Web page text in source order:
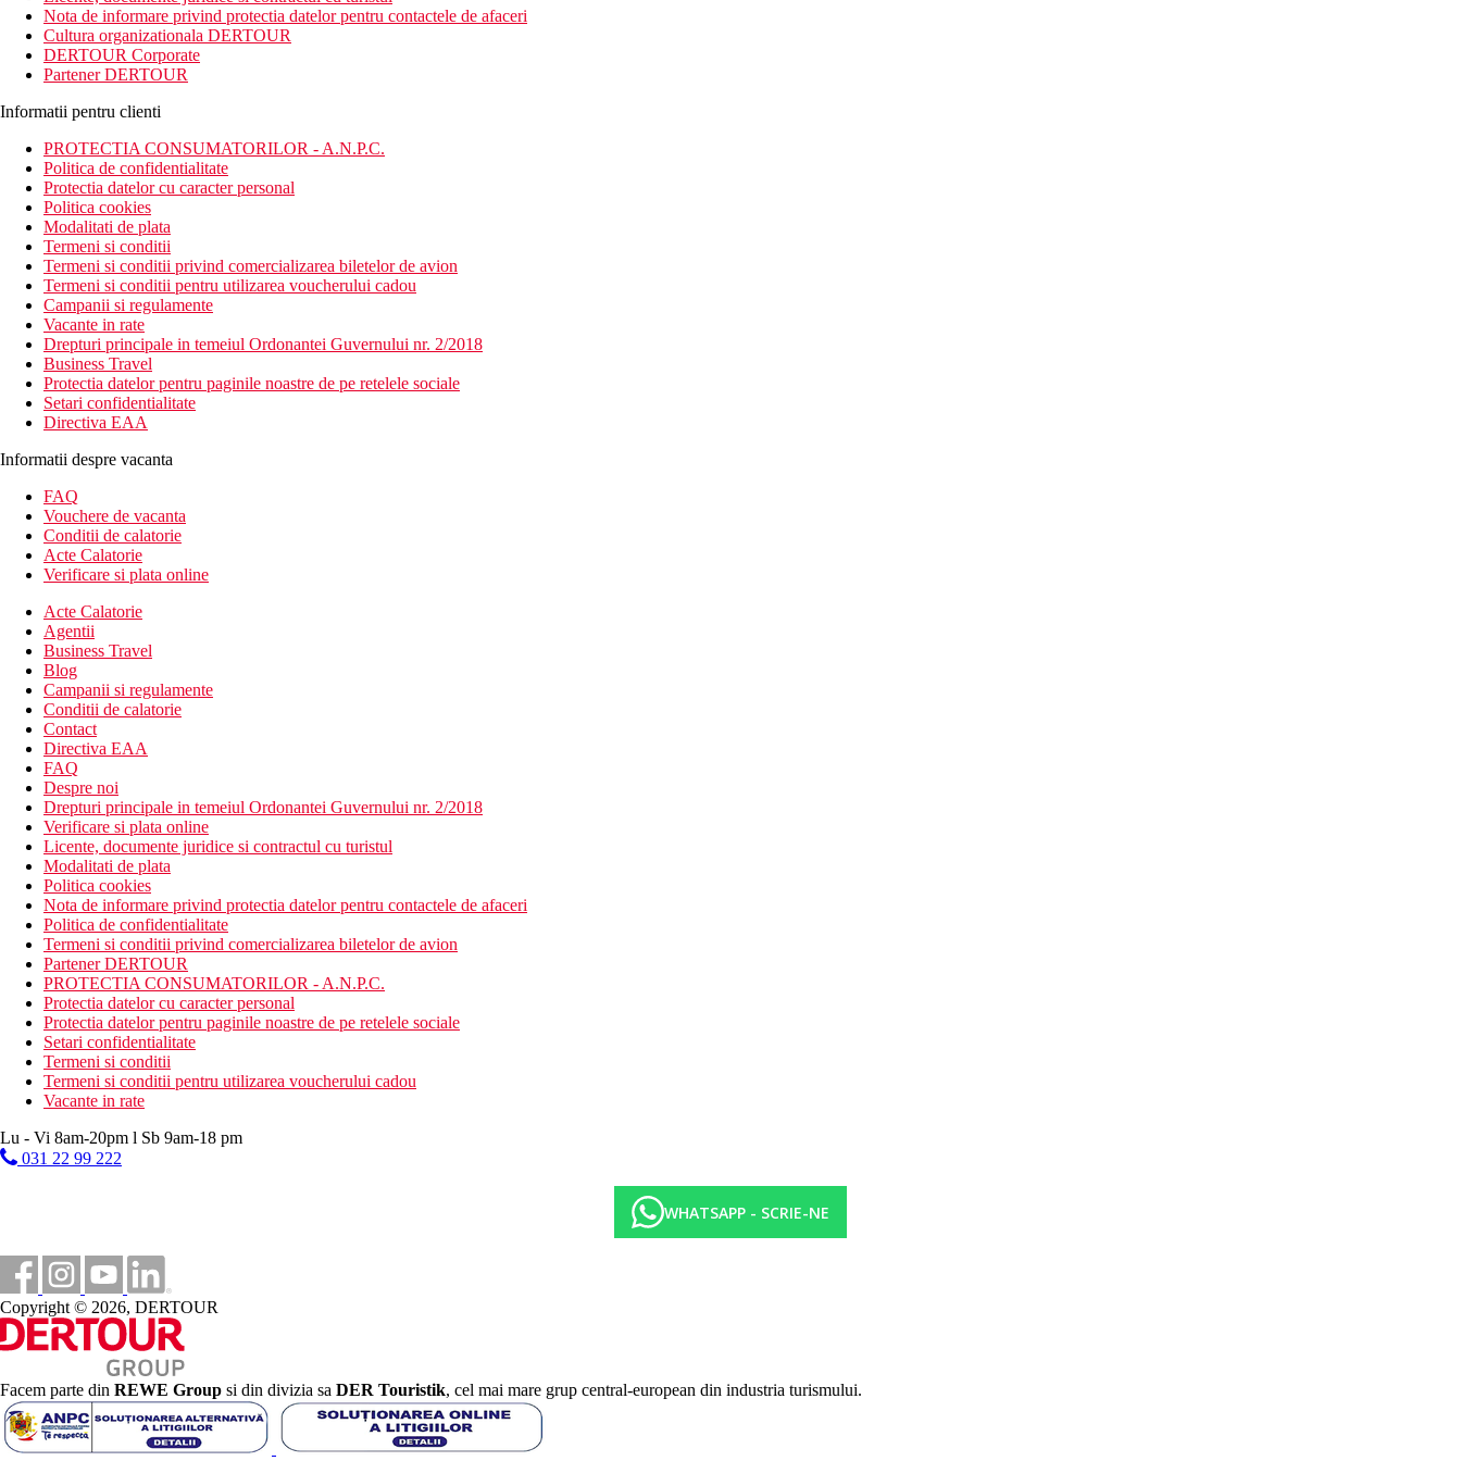
Distanta
plaja Sorgeto: 1.5 km
aeroport: 55,7 km
centru: 4,4 km Forio
magazine: 400 m
Descrierea camerei
Camera dubla:
aer conditionat
TV
baie/WC (uscator de par)
balcon/terasa
seif
frigider
Descrierea hotelului
Hotelul dispune de:
hol de intrare cu receptie
restaurant principal
bar langa piscina (contra cost)
piscina exterioara cu apa termala, posibilitatea de a inchiria prosoape contra cost
serviciu de transfer gratuit catre Golful Citara (Spa Poseidon)
parcare
inchiriere auto si motociclete (contra cost)
aer conditionat
camera de bagaje
receptie deschisa non - stop
terasa
Descrierea plajei
plaja cu nisip
sezlonguri si umbrele contra cost
Activitati sportive gratuite
plaja
piscina exterioara cu apa termala
Activitati sportive contra cost
drumetii
inchiriere de biciclete
sauna
piscina interioara cu apa termala
Masa
Demipensiune:
Mic dejun sub forma de bufet bogat (dulce si sarat), ora 7:30 - 10:30
Optiuni de mic dejun fara gluten si vegane disponibile
Cina
Categoria oficiala
3 stele
Taxa de turist de aproximativ 2-4 EUR/persoana/zi, platibila in numerar la locul de cazare. Este posibil sa fie necesara purtarea unei casti de inot la piscina hotelului.
Plaja
Plaja
Sezlonguri pe plaja contra cost
Umbrele pe plaja contra cost
Vacanta la plaja
Piscine
Nota de informare privind protectia datelor pentru contactele de afaceri
Cultura organizationala DERTOUR
DERTOUR Corporate
Partener DERTOUR
Informatii pentru clienti
PROTECTIA CONSUMATORILOR - A.N.P.C.
Politica de confidentialitate
Protectia datelor cu caracter personal
Politica cookies
Modalitati de plata
Termeni si conditii
Termeni si conditii privind comercializarea biletelor de avion
Termeni si conditii pentru utilizarea voucherului cadou
Campanii si regulamente
Vacante in rate
Drepturi principale in temeiul Ordonantei Guvernului nr. 2/2018
Business Travel
Protectia datelor pentru paginile noastre de pe retelele sociale
Setari confidentialitate
Directiva EAA
Informatii despre vacanta
FAQ
Vouchere de vacanta
Conditii de calatorie
Acte Calatorie
Verificare si plata online
Acte Calatorie
Agentii
Business Travel
Blog
Campanii si regulamente
Conditii de calatorie
Contact
Directiva EAA
FAQ
Despre noi
Drepturi principale in temeiul Ordonantei Guvernului nr. 2/2018
Verificare si plata online
Licente, documente juridice si contractul cu turistul
Modalitati de plata
Politica cookies
Nota de informare privind protectia datelor pentru contactele de afaceri
Politica de confidentialitate
Termeni si conditii privind comercializarea biletelor de avion
Partener DERTOUR
PROTECTIA CONSUMATORILOR - A.N.P.C.
Protectia datelor cu caracter personal
Protectia datelor pentru paginile noastre de pe retelele sociale
Setari confidentialitate
Termeni si conditii
Termeni si conditii pentru utilizarea voucherului cadou
Vacante in rate
Lu - Vi 8am-20pm l Sb 9am-18 pm
031 22 99 222
WHATSAPP - SCRIE-NE
Copyright © 2026, DERTOUR
Facem parte din REWE Group si din divizia sa DER Touristik, cel mai mare grup central-european din industria turismului.